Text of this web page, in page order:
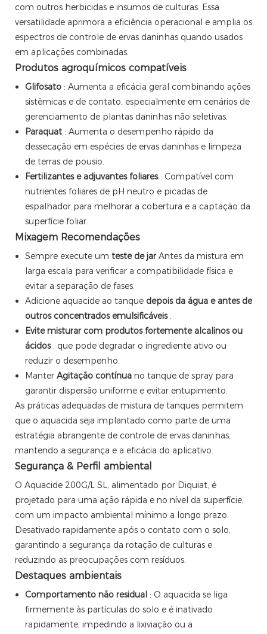
com outros herbicidas e insumos de culturas. Essa
versatilidade aprimora a eficiência operacional e amplia os
espectros de controle de ervas daninhas quando usados ​​
em aplicações combinadas.
Produtos agroquímicos compatíveis
Glifosato : Aumenta a eficácia geral combinando ações
sistêmicas e de contato, especialmente em cenários de
gerenciamento de plantas daninhas não seletivas.
Paraquat : Aumenta o desempenho rápido da
dessecação em espécies de ervas daninhas e limpeza
de terras de pousio.
Fertilizantes e adjuvantes foliares : Compatível com
nutrientes foliares de pH neutro e picadas de
espalhador para melhorar a cobertura e a captação da
superfície foliar.
Mixagem Recomendações
Sempre execute um teste de jarAntes da mistura em
larga escala para verificar a compatibilidade física e
evitar a separação de fases.
Adicione aquacide ao tanque depois da água e antes de
outros concentrados emulsificáveis
Evite misturar com produtos fortemente alcalinos ou
ácidos
, que pode degradar o ingrediente ativo ou
reduzir o desempenho.
Manter Agitação contínua no tanque de spray para
garantir dispersão uniforme e evitar entupimento.
As práticas adequadas de mistura de tanques permitem
que o aquacida seja implantado como parte de uma
estratégia abrangente de controle de ervas daninhas,
mantendo a segurança e a eficácia do aplicativo.
Segurança & Perfil ambiental
O Aquacide 200G/L SL, alimentado por Diquiat, é
projetado para uma ação rápida e no nível da superfície,
com um impacto ambiental mínimo a longo prazo.
Desativado rapidamente após o contato com o solo,
garantindo a segurança da rotação de culturas e
reduzindo as preocupações com resíduos.
Destaques ambientais
Comportamento não residual : O aquacida se liga
firmemente às partículas do solo e é inativado
rapidamente, impedindo a lixiviação ou a